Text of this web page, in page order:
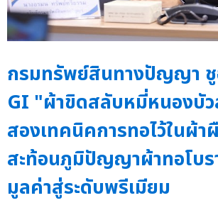
กรมทรัพย์สินทางปัญญา
GI "ผ้าขิดสลับหมี่หนองบั
สองเทคนิคการทอไว้ในผ้า
สะท้อนภูมิปัญญาผ้าทอโบ
มูลค่าสู่ระดับพรีเมียม